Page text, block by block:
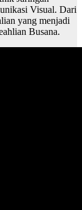
Visual. Dari
yang menjadi
Busana.